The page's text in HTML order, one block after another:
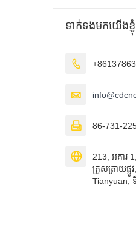
ទាក់ទងមកយើងខ្ញុំ


 86-731-

213, អគារ
ត្រួសត្រាយផ្លូ
Tianyuan,